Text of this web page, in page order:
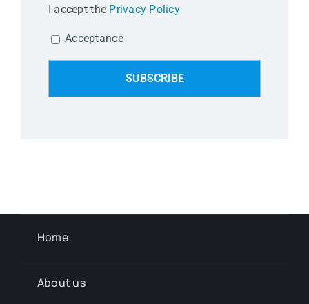
I accept the Privacy Policy
Acceptance
Home
About us